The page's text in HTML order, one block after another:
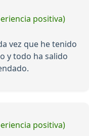
positiva)
vez que he tenido
y todo ha salido
positiva)